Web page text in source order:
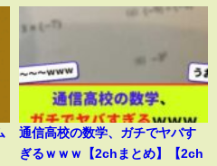
通信高校の数学、ガチでヤバす
ぎるｗｗｗ【2chまとめ】【2ch